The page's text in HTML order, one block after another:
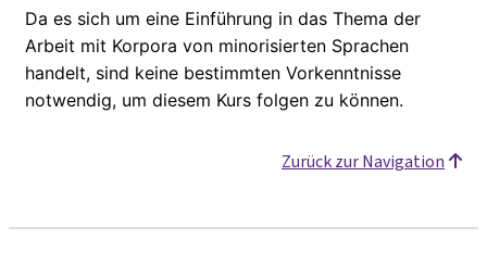
Da es sich um eine Einführung in das Thema der
Arbeit mit Korpora von minorisierten Sprachen
handelt, sind keine bestimmten Vorkenntnisse
notwendig, um diesem Kurs folgen zu können.
Zurück zur Navigation